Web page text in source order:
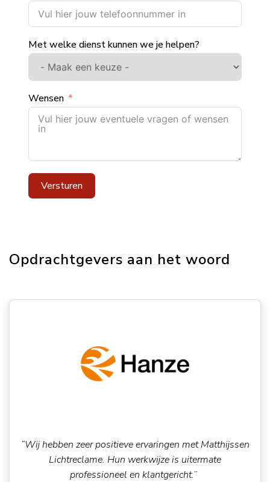
Met welke dienst kunnen we je helpen?
Wensen
Versturen
Opdrachtgevers aan het woord
“Wij hebben zeer positieve ervaringen met Matthijssen
Lichtreclame. Hun werkwijze is uitermate
professioneel en klantgericht.”